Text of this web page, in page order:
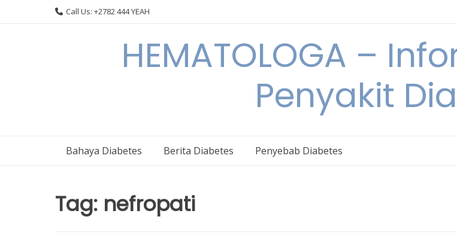
Call Us: +2782 444 YEAH
HEMATOLOGA –
Penyakit
Bahaya Diabetes Berita Diabetes Penyebab Diabetes
Tag: nefropati